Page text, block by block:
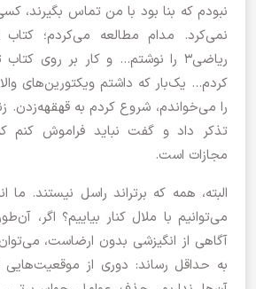
نبودم که بنا بود با من تماس بگیرند،‌
نمی‌کرد. مدام مطالعه می‌کردم؛
را می‌خواندم، شروع کردم به قهقهه‌زدن.
تذکر داد و گفت نباید فراموش کنم
مجازات است.
البته، همه که برتراند راسل نیستند.
می‌توانیم با ملال کنار بیاییم؟ اگر،
آگاهی از انگیزشی بدون ارضاست، می‌توان
به حداقل رساند: دوری از موقعیت‌هایی